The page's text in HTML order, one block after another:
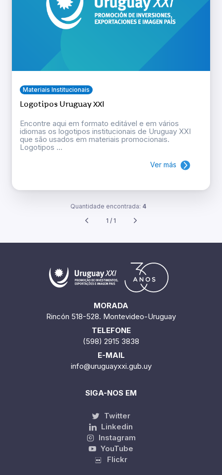
Materiais Institucionais
Logotipos Uruguay XXI
Encontre aqui em formato editável e em vários
idiomas os logotipos institucionais de Uruguay XXI
que são usados em materiais promocionais.
Logotipos ...
Ver más
Quantidade encontrada: 4
1 / 1
MORADA
Rincón 518-528. Montevideo-Uruguay
TELEFONE
(598) 2915 3838
E-MAIL
info@uruguayxxi.gub.uy
SIGA-NOS EM
Twitter
Linkedin
Instagram
YouTube
Flickr